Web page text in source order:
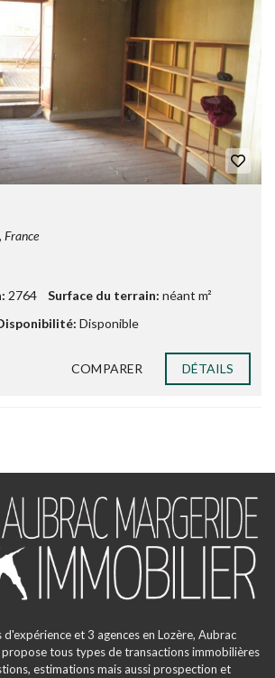
2764 Surface du terrain: néant m²
Disponible
COMPARER DÉTAILS
et 3 agences en Lozère, Aubrac
tous types de transactions immobilières
estimations mais aussi prospection et